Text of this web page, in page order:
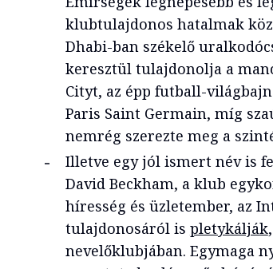
klubtulajdonos hatalmak
Dhabi-ban székelő
keresztül tulajdonolja a
Cityt, az épp futball-
Paris Saint Germain, míg
nemrég szerezte meg a
Illetve egy jól ismert név is
David Beckham, a klub
híresség és üzletember, az
tulajdonosáról is pletykálják
nevelőklubjában. Egymaga